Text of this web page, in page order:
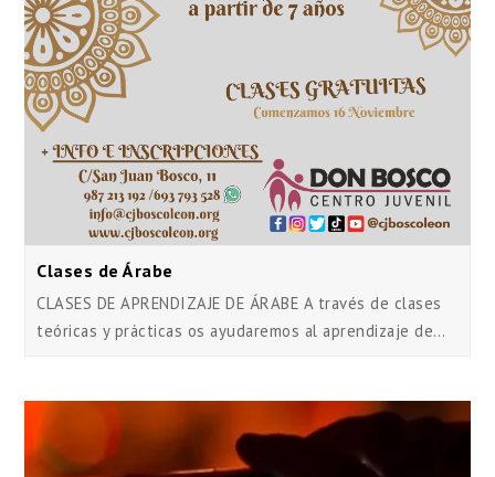
Clases de Árabe
CLASES DE APRENDIZAJE DE ÁRABE A través de clases
teóricas y prácticas os ayudaremos al aprendizaje de…